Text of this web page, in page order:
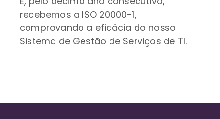
recebemos a ISO 20000-1,
comprovando a eficácia do nosso
Sistema de Gestão de Serviços de TI.